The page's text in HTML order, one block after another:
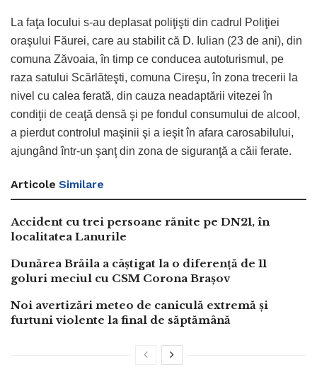
La faţa locului s-au deplasat poliţişti din cadrul Poliţiei
oraşului Făurei, care au stabilit că D. Iulian (23 de ani), din
comuna Zăvoaia, în timp ce conducea autoturismul, pe
raza satului Scărlăteşti, comuna Cireşu, în zona trecerii la
nivel cu calea ferată, din cauza neadaptării vitezei în
condiţii de ceaţă densă şi pe fondul consumului de alcool,
a pierdut controlul maşinii şi a ieşit în afara carosabilului,
ajungând într-un şanţ din zona de siguranţă a căii ferate.
Articole Similare
Accident cu trei persoane rănite pe DN21, în
localitatea Lanurile
Dunărea Brăila a câștigat la o diferență de 11
goluri meciul cu CSM Corona Brașov
Noi avertizări meteo de caniculă extremă și
furtuni violente la final de săptămână